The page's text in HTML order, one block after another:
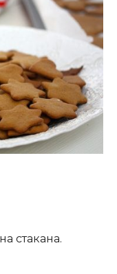
стакана.